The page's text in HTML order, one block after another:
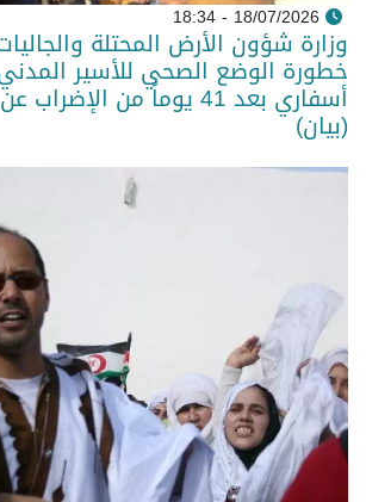
18/07/2026 - 18:34
وزارة شؤون الأرض المحتلة
خطورة الوضع الصحي للأسير
أسفاري بعد 41 يوماً من
(بيان)